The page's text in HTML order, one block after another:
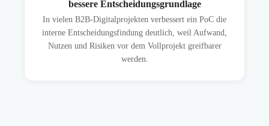
bessere Entscheidungsgrundlage
In vielen B2B-Digitalprojekten verbessert ein PoC die
interne Entscheidungsfindung deutlich, weil Aufwand,
Nutzen und Risiken vor dem Vollprojekt greifbarer
werden.